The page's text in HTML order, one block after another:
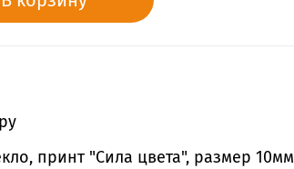
принт "Сила цвета", размер 10мм